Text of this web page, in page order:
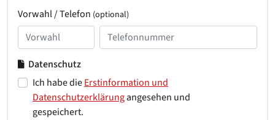
Vorwahl / Telefon (optional)
Datenschutz
Ich habe dieErstinformation und
Datenschutzerklärungangesehen und
gespeichert.